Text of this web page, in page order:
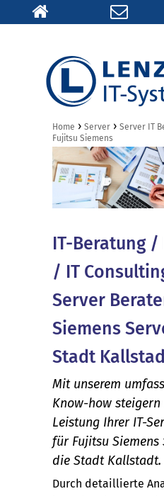
Home › Server › Server IT
Fujitsu Siemens
IT-Beratung
/ IT
Server
Siemens
Stadt
Mit unserem
Know-how
Leistung Ihrer IT-
für Fujitsu Siemens
die Stadt Kallstadt.
Durch detaillierte